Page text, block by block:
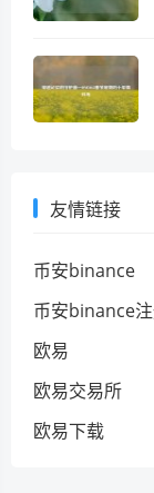
友情链接
币安binance
币安binance
欧易
欧易交易所
欧易下载